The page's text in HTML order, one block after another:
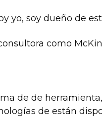
yo, soy dueño de
como
de de
de están